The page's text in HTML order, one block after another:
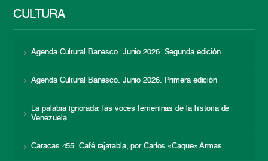
CULTURA
Agenda Cultural Banesco. Junio 2026. Segunda edición
Agenda Cultural Banesco. Junio 2026. Primera edición
La palabra ignorada: las voces femeninas de la historia de
Venezuela
Caracas 455: Café rajatabla, por Carlos «Caque» Armas